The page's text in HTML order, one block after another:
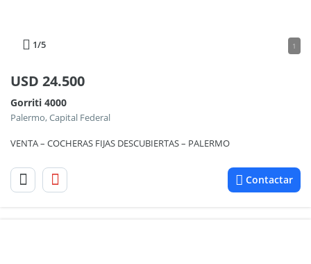
1/5 1
USD 24.500
Gorriti 4000
Palermo, Capital Federal
VENTA – COCHERAS FIJAS DESCUBIERTAS – PALERMO
Contactar